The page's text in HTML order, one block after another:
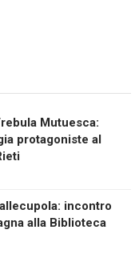
Mutuesca:
protagoniste al
incontro
alla Biblioteca